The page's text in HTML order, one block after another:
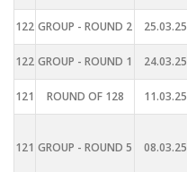
122 GROUP - ROUND 2 25.03.25
122 GROUP - ROUND 1 24.03.25
121 ROUND OF 128 11.03.25
121 GROUP - ROUND 5 08.03.25